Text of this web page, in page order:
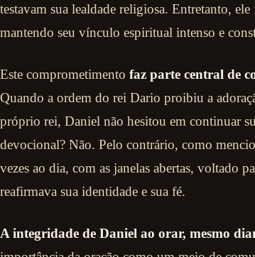
testavam sua lealdade religiosa. Entretanto,
mantendo seu vínculo espiritual intenso e
Este comprometimento faz parte central de
Quando a ordem do rei Dario proibiu a
próprio rei, Daniel não hesitou em continuar
devocional? Não. Pelo contrário, como
vezes ao dia, com as janelas abertas, voltado
reafirmava sua identidade e sua fé.
A integridade de Daniel ao orar, mesmo